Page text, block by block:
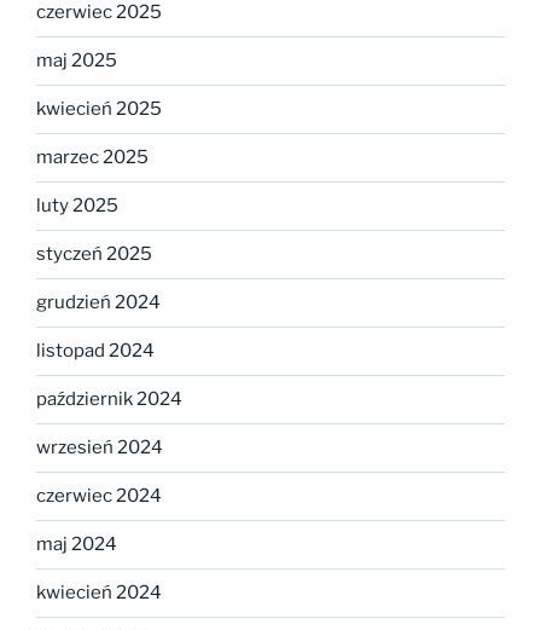
czerwiec 2025
maj 2025
kwiecień 2025
marzec 2025
luty 2025
styczeń 2025
grudzień 2024
listopad 2024
październik 2024
wrzesień 2024
czerwiec 2024
maj 2024
kwiecień 2024